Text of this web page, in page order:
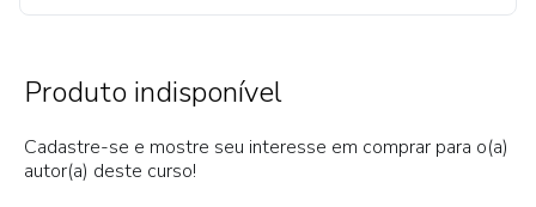
Produto indisponível
Cadastre-se e mostre seu interesse em comprar para o(a)
autor(a) deste curso!